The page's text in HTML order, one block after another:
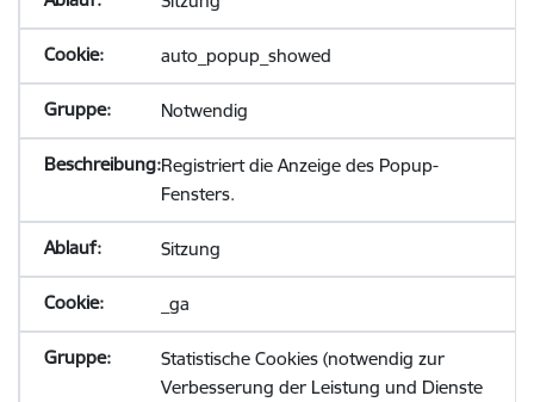
auto_popup_showed
Notwendig
Registriert die Anzeige des Popup-
Fensters.
Sitzung
_ga
Statistische Cookies (notwendig zur
Verbesserung der Leistung und Dienste